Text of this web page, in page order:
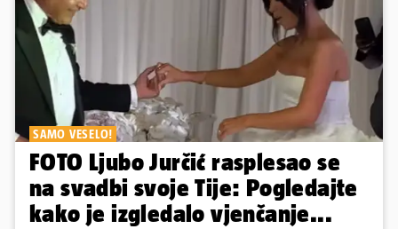
SAMO VESELO!
FOTO Ljubo Jurčić rasplesao se
na svadbi svoje Tije: Pogledajte
kako je izgledalo vjenčanje...